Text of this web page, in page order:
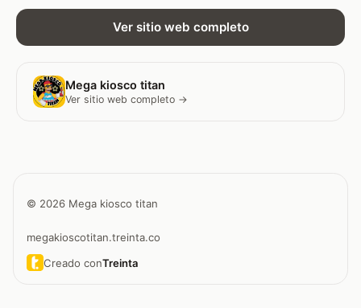
Ver sitio web completo
Mega kiosco titan
Ver sitio web completo →
© 2026 Mega kiosco titan
megakioscotitan.treinta.co
Creado conTreinta